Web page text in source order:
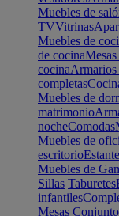
Muebles de
TVVitrinas
Muebles de
de cocina
cocinaArmarios
completas
Muebles de
matrimonio
nocheComodas
Muebles de
escritorio
Muebles de
Sillas Taburetes
infantiles
Mesas